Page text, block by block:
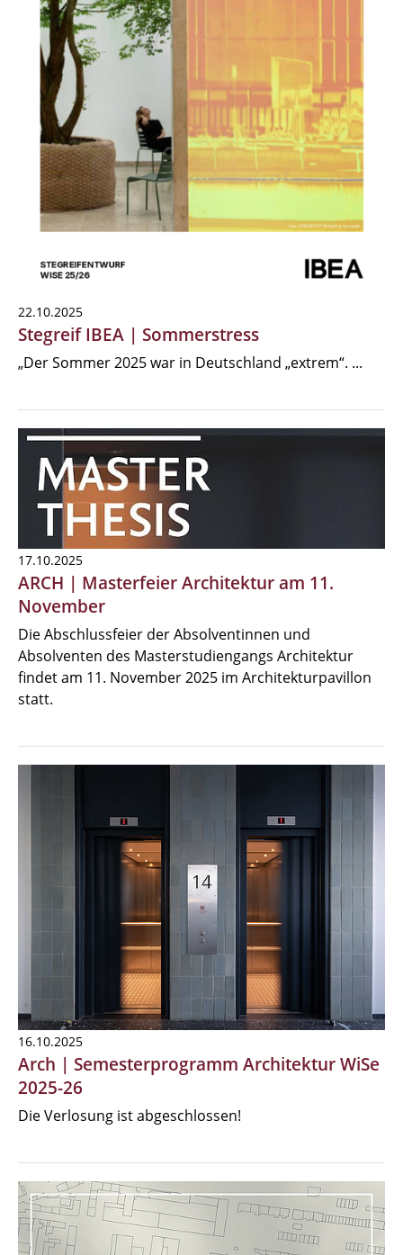
22.10.2025
Stegreif IBEA | Sommerstress
„Der Sommer 2025 war in Deutschland „extrem“. ...
17.10.2025
ARCH | Masterfeier Architektur am 11.
November
Die Abschlussfeier der Absolventinnen und
Absolventen des Masterstudiengangs Architektur
findet am 11. November 2025 im Architekturpavillon
statt.
16.10.2025
Arch | Semesterprogramm Architektur WiSe
2025-26
Die Verlosung ist abgeschlossen!